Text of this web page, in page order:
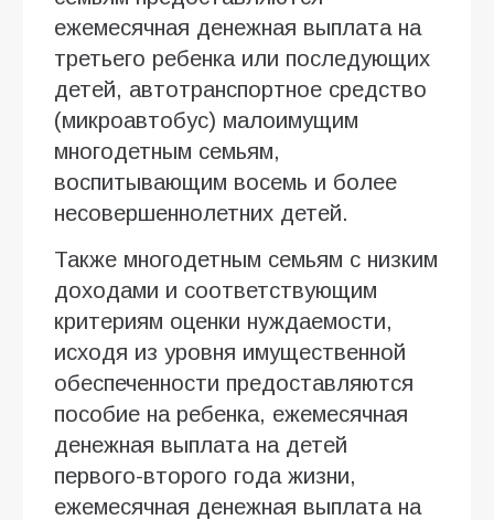
ежемесячная денежная выплата на
третьего ребенка или последующих
детей, автотранспортное средство
(микроавтобус) малоимущим
многодетным семьям,
воспитывающим восемь и более
несовершеннолетних детей.
Также многодетным семьям с низким
доходами и соответствующим
критериям оценки нуждаемости,
исходя из уровня имущественной
обеспеченности предоставляются
пособие на ребенка, ежемесячная
денежная выплата на детей
первого-второго года жизни,
ежемесячная денежная выплата на